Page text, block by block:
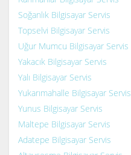
Soğanlık Bilgisayar Servis
Topselvi Bilgisayar Servis
Uğur Mumcu Bilgisayar Servis
Yakacık Bilgisayar Servis
Yalı Bilgisayar Servis
Yukarımahalle Bilgisayar Servis
Yunus Bilgisayar Servis
Maltepe Bilgisayar Servis
Adatepe Bilgisayar Servis